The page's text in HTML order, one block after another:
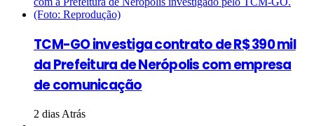
TCM-GO investiga contrato de R$ 390 mil
da Prefeitura de Nerópolis com empresa
de comunicação
2 dias Atrás